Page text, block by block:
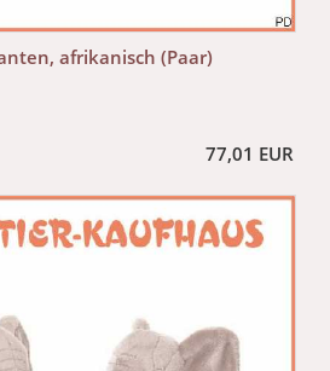
afrikanisch (Paar)
77,01 EUR